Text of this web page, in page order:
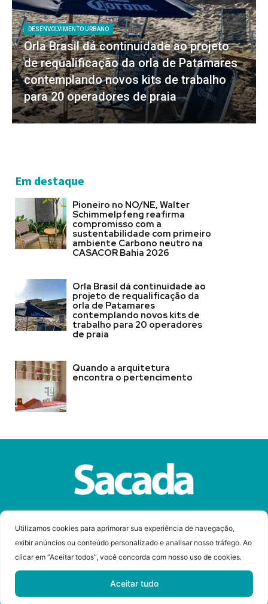
Utilizamos cookies para aprimorar sua experiência de navegação,
exibir anúncios ou conteúdo personalizado e analisar nosso tráfego. Ao
clicar em “Aceitar todos”, você concorda com nosso uso de cookies.
Aceitar tudo
DESENVOLVIMENTO URBANO
Orla Brasil dá continuidade ao projeto
de requalificação da orla de Patamares
contemplando novos kits de trabalho
para 20 operadores de praia
Em destaque
Pioneiro no NO/NE, Walter
Schimmelpfeng reafirma
compromisso com a
sustentabilidade com primeiro
ambiente Carbono neutro na
CASACOR Bahia 2026
Orla Brasil dá continuidade ao
projeto de requalificação da
orla de Patamares
contemplando novos kits de
trabalho para 20 operadores
de praia
Quando a arquitetura
encontra o pertencimento
Desenvolvido por